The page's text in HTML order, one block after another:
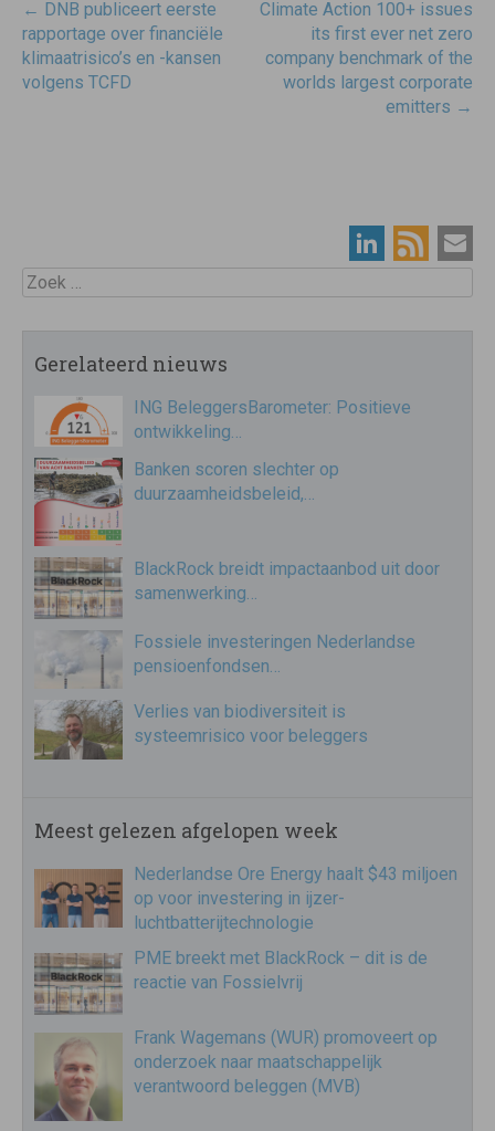
Post
navigatie
← DNB publiceert eerste
rapportage over financiële
klimaatrisico’s en -kansen
volgens TCFD
Climate Action 100+ issues
its first ever net zero
company benchmark of the
worlds largest corporate
emitters →
Zoek
Gerelateerd nieuws
ING BeleggersBarometer: Positieve
ontwikkeling…
Banken scoren slechter op
duurzaamheidsbeleid,…
BlackRock breidt impactaanbod uit door
samenwerking…
Fossiele investeringen Nederlandse
pensioenfondsen…
Verlies van biodiversiteit is
systeemrisico voor beleggers
Meest gelezen afgelopen week
Nederlandse Ore Energy haalt $43 miljoen
op voor investering in ijzer-
luchtbatterijtechnologie
PME breekt met BlackRock – dit is de
reactie van Fossielvrij
Frank Wagemans (WUR) promoveert op
onderzoek naar maatschappelijk
verantwoord beleggen (MVB)